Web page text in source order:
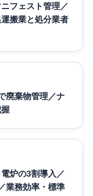
フェスト管理／
搬業と処分業者
廃棄物管理／ナ
炉の3割導入／
業務効率・標準